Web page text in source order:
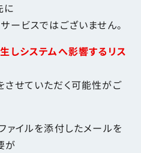
に
ービスではございません。
しシステムへ影響するリス
させていただく可能性がご
ァイルを添付したメールを
が